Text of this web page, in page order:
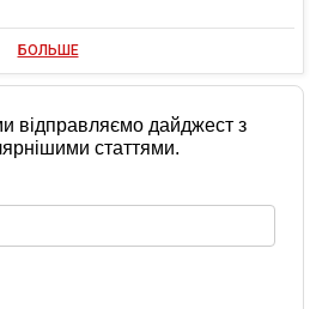
БОЛЬШЕ
відправляємо дайджест з
статтями.